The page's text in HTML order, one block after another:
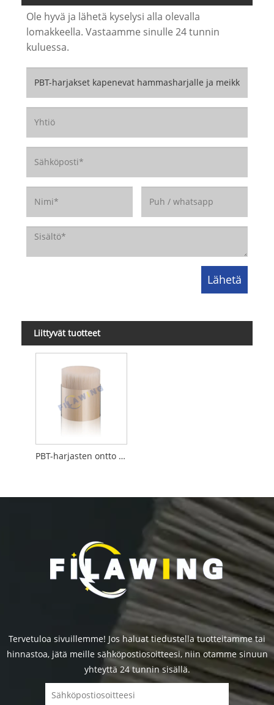
Ole hyvä ja lähetä kyselysi alla olevalla
lomakkeella. Vastaamme sinulle 24 tunnin
kuluessa.
Liittyvät tuotteet
PBT-harjasten ontto maalaussiveltimellä
Tervetuloa sivuillemme! Jos haluat tiedustella tuotteitamme tai
hinnastoa, jätä meille sähköpostiosoitteesi, niin otamme sinuun
yhteyttä 24 tunnin sisällä.